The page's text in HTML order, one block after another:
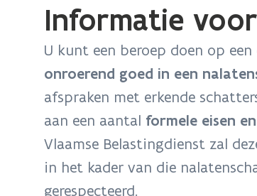
laden.
bevindt
Informatie
voor
erkende
Informatie
U kunt een beroep doen op
onroerend goed in een
afspraken met erkende
aan een aantal formele eisen
Vlaamse Belastingdienst zal
in het kader van die
gerespecteerd.